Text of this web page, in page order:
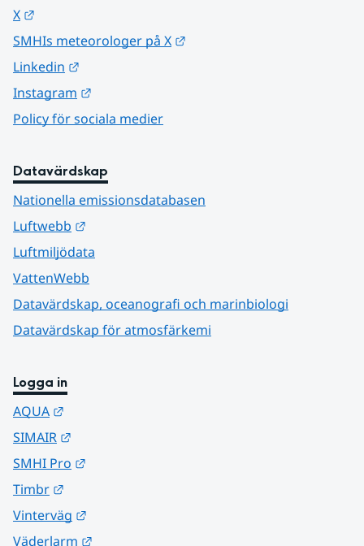
X
SMHIs meteorologer på X
Linkedin
Instagram
Policy för sociala medier
Datavärdskap
Nationella emissionsdatabasen
Luftwebb
Luftmiljödata
VattenWebb
Datavärdskap, oceanografi och marinbiologi
Datavärdskap för atmosfärkemi
Logga in
AQUA
SIMAIR
SMHI Pro
Timbr
Vinterväg
Väderlarm